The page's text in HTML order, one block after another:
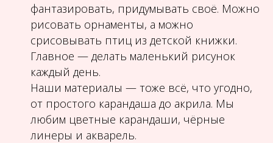
фантазировать, придумывать своё. Можно
рисовать орнаменты, а можно
срисовывать птиц из детской книжки.
Главное — делать маленький рисунок
каждый день.
Наши материалы — тоже всё, что угодно,
от простого карандаша до акрила. Мы
любим цветные карандаши, чёрные
линеры и акварель.